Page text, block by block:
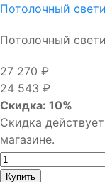
Потолочный
Потолочный
27 270 ₽
24 543 ₽
Скидка: 10%
Скидка
магазине.